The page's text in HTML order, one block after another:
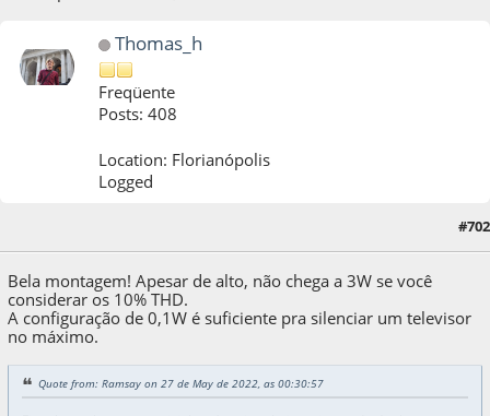
Thomas_h
Freqüente
Posts: 408
Location: Florianópolis
Logged
#702
Bela montagem! Apesar de alto, não chega a 3W se você
considerar os 10% THD.
A configuração de 0,1W é suficiente pra silenciar um televisor
no máximo.
Quote from: Ramsay on 27 de May de 2022, as 00:30:57